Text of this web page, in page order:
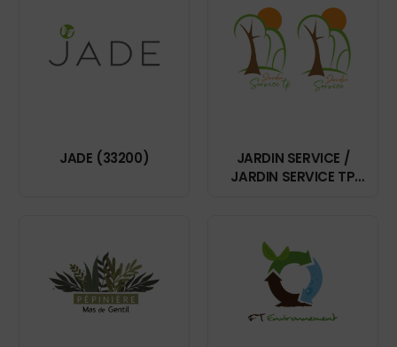
JADE (33200)
JARDIN SERVICE /
JARDIN SERVICE TP